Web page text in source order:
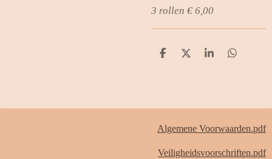
3 rollen € 6,00
D
D
S
D
Algemene Voorwaarden.pdf
Veiligheidsvoorschriften.pdf